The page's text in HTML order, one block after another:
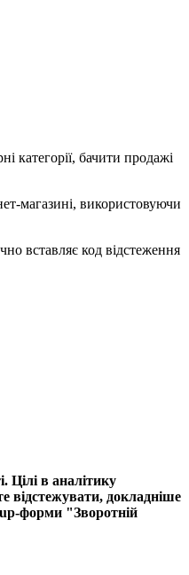
категорії, бачити продажі
магазині, використовуючи
вставляє код відстеження
Цілі в аналітику
відстежувати, докладніше
форми "Зворотній